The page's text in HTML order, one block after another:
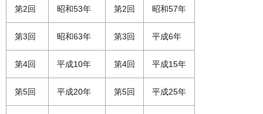
第2回 昭和53年 第2回 昭和57年
第3回 昭和63年 第3回 平成6年
第4回 平成10年 第4回 平成15年
第5回 平成20年 第5回 平成25年